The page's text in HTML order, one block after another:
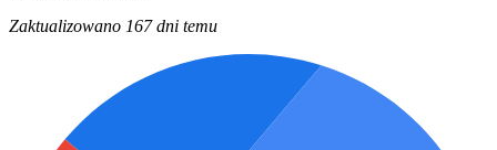
Zaktualizowano 167 dni temu